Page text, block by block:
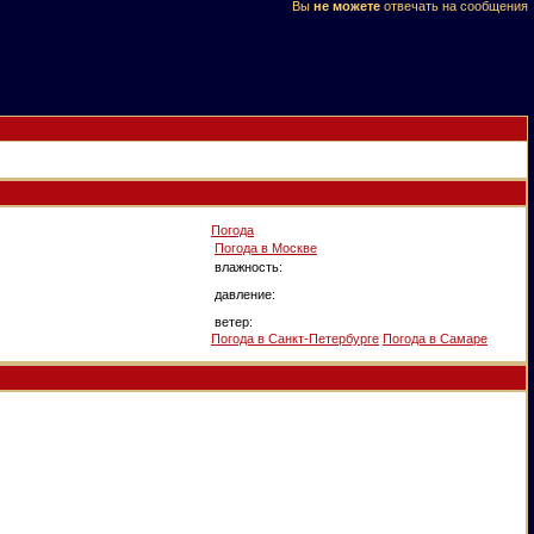
Вы не можете отвечать на сообщения
Погода
Погода в Москве
влажность:
давление:
ветер:
Погода в Санкт-Петербурге Погода в Самаре